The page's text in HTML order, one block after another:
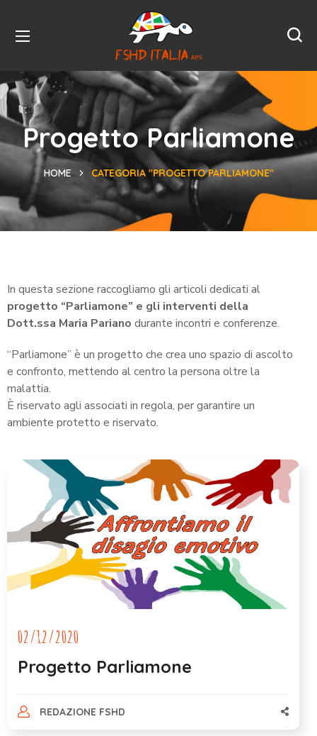
Progetto Parliamone
HOME CATEGORIA "PROGETTO PARLIAMONE"
In questa sezione raccogliamo gli articoli dedicati al
progetto “Parliamone” e gli interventi della
Dott.ssa Maria Pariano durante incontri e conferenze.
“Parliamone” è un progetto che crea uno spazio di ascolto
e confronto, mettendo al centro la persona oltre la
malattia.
È riservato agli associati in regola, per garantire un
ambiente protetto e riservato.
02/12/2020
Progetto Parliamone
REDAZIONE FSHD